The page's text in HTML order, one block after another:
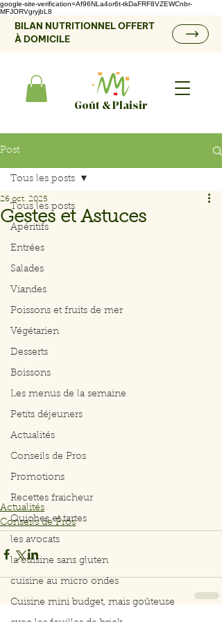
google-site-verification=Af96NLa4or6t-tkDaFRF8VZEWCnbr-
MFJORVgryjbL8
BILAN NUTRITIONNEL OFFERT
À DOMICILE
Goût & Plaisir
Post
Tous les posts
Apéritifs
Entrées
Salades
Viandes
Poissons et fruits de mer
Végétarien
Desserts
Boissons
Les menus de la semaine
Petits déjeuners
Actualités
Conseils de Pros
Promotions
Recettes fraicheur
Quiches et tartes
les avocats
la cuisine sans gluten
cuisine au micro ondes
Cuisine mini budget, mais goûteuse
Tous les posts
Gestes et Astuces
26 oct. 2025
Actualités
Conseils de Pros